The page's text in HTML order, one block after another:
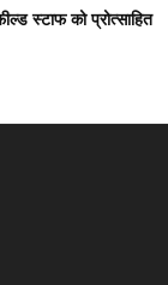
स्टाफ को प्रोत्साहित